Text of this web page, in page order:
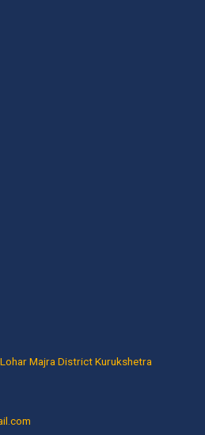
Majra District Kurukshetra